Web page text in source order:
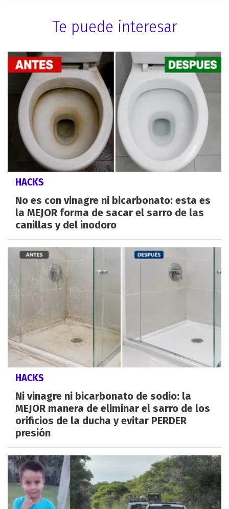
Te puede interesar
HACKS
No es con vinagre ni bicarbonato: esta es
la MEJOR forma de sacar el sarro de las
canillas y del inodoro
HACKS
Ni vinagre ni bicarbonato de sodio: la
MEJOR manera de eliminar el sarro de los
orificios de la ducha y evitar PERDER
presión